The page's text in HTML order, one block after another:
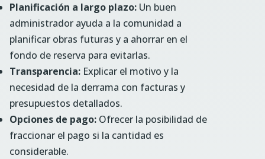
Planificación a largo plazo: Un buen
administrador ayuda a la comunidad a
planificar obras futuras y a ahorrar en el
fondo de reserva para evitarlas.
Transparencia: Explicar el motivo y la
necesidad de la derrama con facturas y
presupuestos detallados.
Opciones de pago: Ofrecer la posibilidad de
fraccionar el pago si la cantidad es
considerable.